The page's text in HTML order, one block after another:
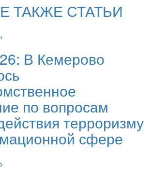
ТАКЖЕ СТАТЬИ
В Кемерово
по вопросам
терроризму
сфере